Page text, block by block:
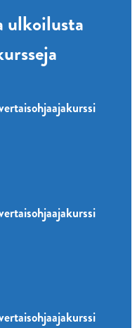
ulkoilusta